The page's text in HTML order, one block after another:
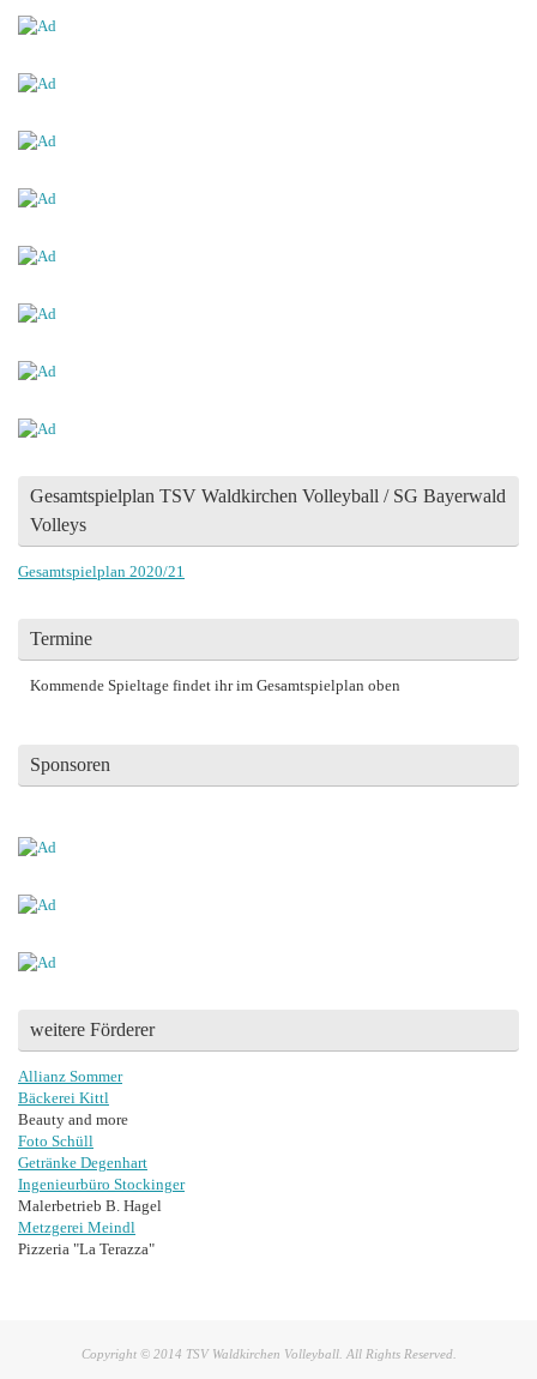
Gesamtspielplan TSV Waldkirchen Volleyball / SG Bayerwald
Volleys
Gesamtspielplan 2020/21
Termine
Kommende Spieltage findet ihr im Gesamtspielplan oben
Sponsoren
weitere Förderer
Allianz Sommer
Bäckerei Kittl
Beauty and more
Foto Schüll
Getränke Degenhart
Ingenieurbüro Stockinger
Malerbetrieb B. Hagel
Metzgerei Meindl
Pizzeria "La Terazza"
Copyright © 2014 TSV Waldkirchen Volleyball. All Rights Reserved.